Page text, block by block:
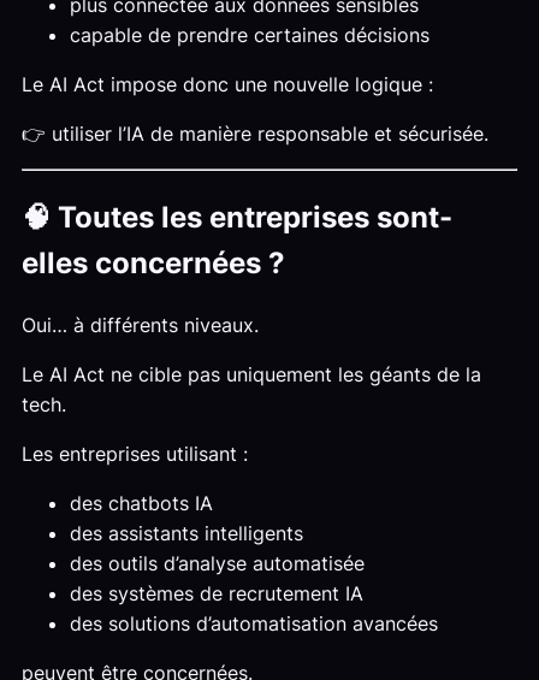
plus connectée aux données sensibles
capable de prendre certaines décisions
Le AI Act impose donc une nouvelle logique :
👉 utiliser l’IA de manière responsable et sécurisée.
🧠 Toutes les entreprises sont-
elles concernées ?
Oui… à différents niveaux.
Le AI Act ne cible pas uniquement les géants de la
tech.
Les entreprises utilisant :
des chatbots IA
des assistants intelligents
des outils d’analyse automatisée
des systèmes de recrutement IA
des solutions d’automatisation avancées
peuvent être concernées.